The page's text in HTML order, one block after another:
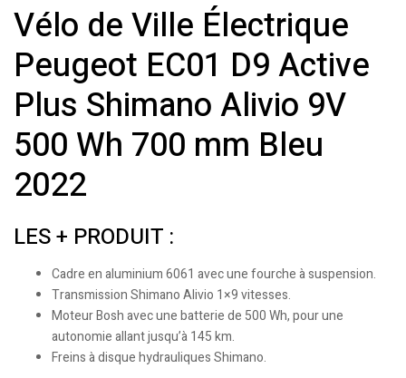
Vélo de Ville Électrique
Peugeot EC01 D9 Active
Plus Shimano Alivio 9V
500 Wh 700 mm Bleu
2022
LES + PRODUIT :
Cadre en aluminium 6061 avec une fourche à suspension.
Transmission Shimano Alivio 1×9 vitesses.
Moteur Bosh avec une batterie de 500 Wh, pour une
autonomie allant jusqu’à 145 km.
Freins à disque hydrauliques Shimano.